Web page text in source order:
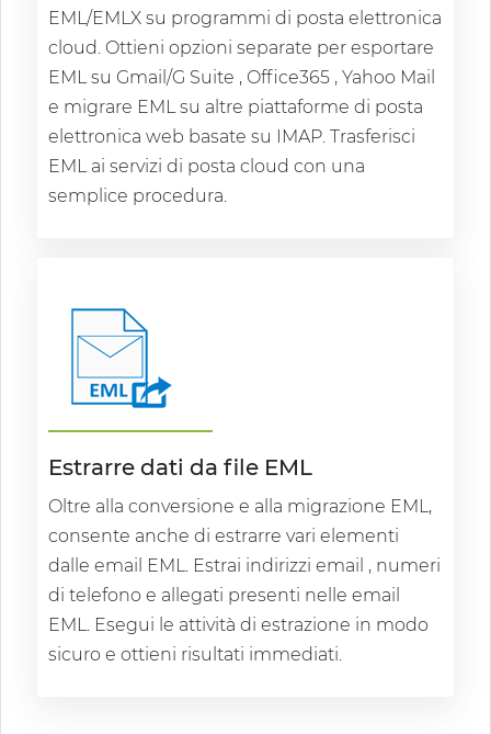
EML/EMLX su programmi di posta elettronica
cloud. Ottieni opzioni separate per esportare
EML su Gmail/G Suite , Office365 , Yahoo Mail
e migrare EML su altre piattaforme di posta
elettronica web basate su IMAP. Trasferisci
EML ai servizi di posta cloud con una
semplice procedura.
Estrarre dati da file EML
Oltre alla conversione e alla migrazione EML,
consente anche di estrarre vari elementi
dalle email EML. Estrai indirizzi email , numeri
di telefono e allegati presenti nelle email
EML. Esegui le attività di estrazione in modo
sicuro e ottieni risultati immediati.